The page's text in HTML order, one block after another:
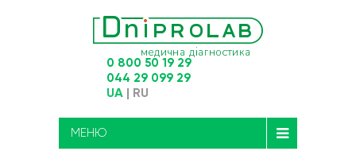
0 800 50 19 29
044 29 099 29
UA RU
МЕНЮ